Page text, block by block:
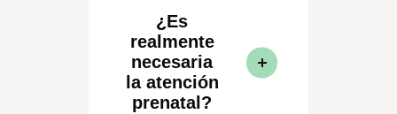
¿Es
realmente
necesaria
la atención
prenatal?